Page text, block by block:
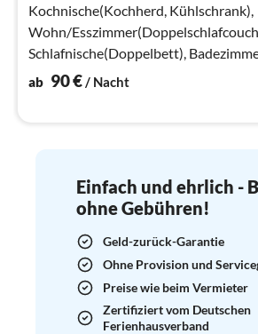
Kochnische(Kochherd, Kühlschrank),
Wohn/
Schlafnische(Doppelbett),
oder Dusche)
ab 90€/ Nacht
Einfach und ehrlich -
ohne Gebühren!
Geld-zurück-Garantie
Ohne Provision und
Preise wie beim Vermieter
Zertifiziert vom Deutschen
Ferienhausverband